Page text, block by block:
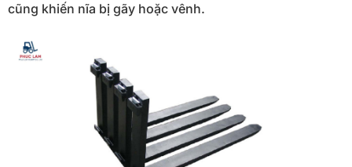
cũng khiến nĩa bị gãy hoặc vênh.